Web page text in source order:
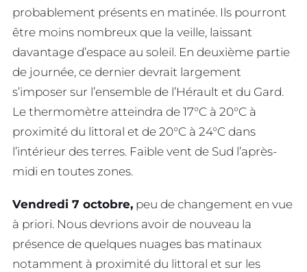
probablement présents en matinée. Ils pourront
être moins nombreux que la veille, laissant
davantage d’espace au soleil. En deuxième partie
de journée, ce dernier devrait largement
s’imposer sur l’ensemble de l’Hérault et du Gard.
Le thermomètre atteindra de 17°C à 20°C à
proximité du littoral et de 20°C à 24°C dans
l’intérieur des terres. Faible vent de Sud l’après-
midi en toutes zones.
Vendredi 7 octobre, peu de changement en vue
à priori. Nous devrions avoir de nouveau la
présence de quelques nuages bas matinaux
notamment à proximité du littoral et sur les